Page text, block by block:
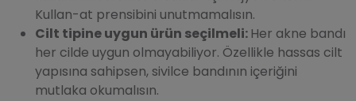
Kullan-at prensibini unutmamalısın.
Cilt tipine uygun ürün seçilmeli: Her akne bandı
her cilde uygun olmayabiliyor. Özellikle hassas cilt
yapısına sahipsen, sivilce bandının içeriğini
mutlaka okumalısın.